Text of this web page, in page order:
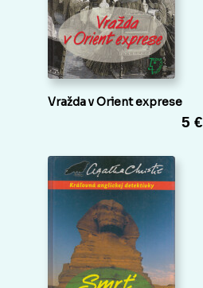
Vražda v Orient exprese
5 €